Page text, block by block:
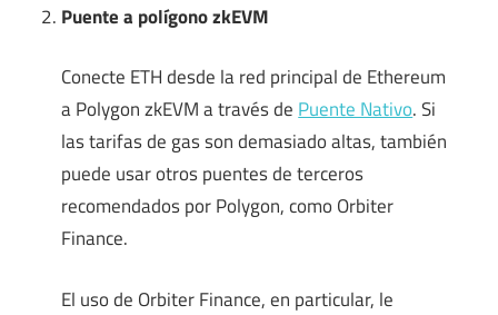
Puente a polígono zkEVM
Conecte ETH desde la red principal de Ethereum
a Polygon zkEVM a través de Puente Nativo. Si
las tarifas de gas son demasiado altas, también
puede usar otros puentes de terceros
recomendados por Polygon, como Orbiter
Finance.
El uso de Orbiter Finance, en particular, le